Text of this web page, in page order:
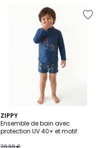
ZIPPY
Ensemble de bain avec
protection UV 40+ et motif